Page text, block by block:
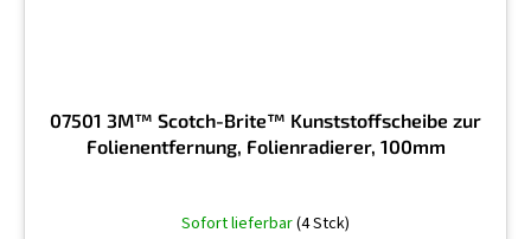
07501 3M™ Scotch-Brite™ Kunststoffscheibe zur
Folienentfernung, Folienradierer, 100mm
Sofort lieferbar(4 Stck)